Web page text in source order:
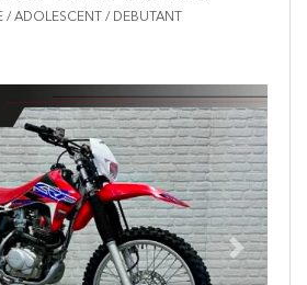
/ ADOLESCENT / DEBUTANT
Next